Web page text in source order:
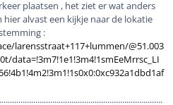
plaatsen , het ziet er wat anders
alvast een kijkje naar de lokatie
:
larensstraat+117+lummen/@51.003
data=!3m7!1e1!3m4!1smEeMrrsc_LI